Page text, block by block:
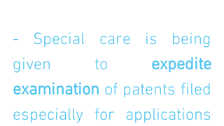
- Special care is being
given to expedite
examination of patents filed
especially for applications